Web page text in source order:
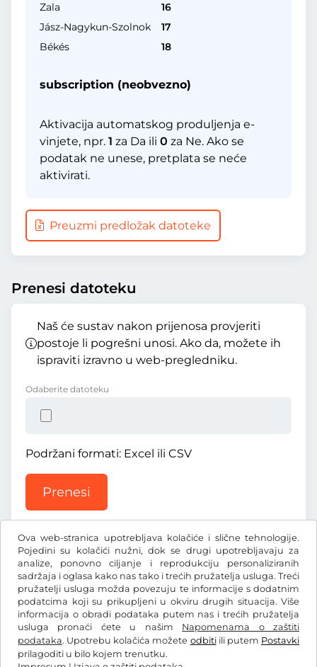
Ova web-stranica upotrebljava kolačiće i slične tehnologije.
Pojedini su kolačići nužni, dok se drugi upotrebljavaju za
analize, ponovno ciljanje i reprodukciju personaliziranih
sadržaja i oglasa kako nas tako i trećih pružatelja usluga. Treći
pružatelji usluga možda povezuju te informacije s dodatnim
podatcima koji su prikupljeni u okviru drugih situacija. Više
informacija o obradi podataka putem nas i trećih pružatelja
usluga pronaći ćete u našim Napomenama o zaštiti
podataka. Upotrebu kolačića možete odbitiili putem Postavki
prilagoditi u bilo kojem trenutku.
Zala
16
Jász-Nagykun-Szolnok
17
Békés
18
subscription (neobvezno)
Aktivacija automatskog produljenja e-
vinjete, npr. 1 za Da ili 0 za Ne. Ako se
podatak ne unese, pretplata se neće
aktivirati.
Preuzmi predložak datoteke
Prenesi datoteku
Naš će sustav nakon prijenosa provjeriti
postoje li pogrešni unosi. Ako da, možete ih
ispraviti izravno u web-pregledniku.
Odaberite datoteku
Podržani formati: Excel ili CSV
Prenesi
FtHUF
Facebook Instagram